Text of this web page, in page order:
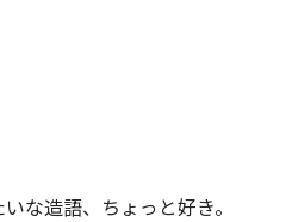
な造語、ちょっと好き。